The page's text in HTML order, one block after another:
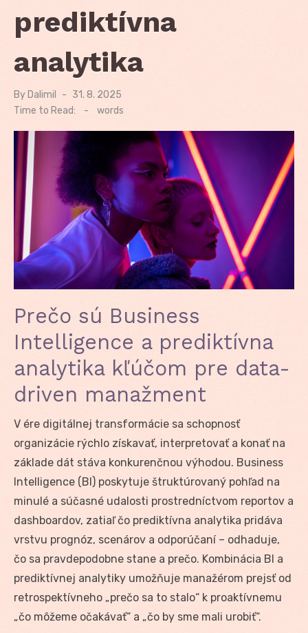
prediktívna
analytika
By Dalimil
Posted
on
31. 8. 2025
Time to Read:
- words
Prečo sú Business
Intelligence a prediktívna
analytika kľúčom pre data-
driven manažment
V ére digitálnej transformácie sa schopnosť
organizácie rýchlo získavať, interpretovať a konať na
základe dát stáva konkurenčnou výhodou. Business
Intelligence (BI) poskytuje štruktúrovaný pohľad na
minulé a súčasné udalosti prostredníctvom reportov a
dashboardov, zatiaľ čo prediktívna analytika pridáva
vrstvu prognóz, scenárov a odporúčaní – odhaduje,
čo sa pravdepodobne stane a prečo. Kombinácia BI a
prediktívnej analytiky umožňuje manažérom prejsť od
retrospektívneho „prečo sa to stalo“ k proaktívnemu
„čo môžeme očakávať“ a „čo by sme mali urobiť“.